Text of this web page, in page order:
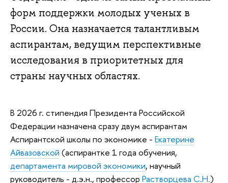
форм поддержки молодых ученых в
России. Она назначается талантливым
аспирантам, ведущим перспективные
исследования в приоритетных для
страны научных областях.
В 2026 г. стипендия Президента Российской
Федерации назначена сразу двум аспирантам
Аспирантской школы по экономике - Екатерине
Айвазовской (аспирантке 1 года обучения,
департамента мировой экономики, научный
руководитель - д.э.н., профессор Растворцева С.Н.)